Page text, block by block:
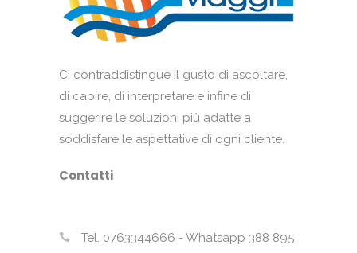
Ci contraddistingue il gusto di ascoltare,
di capire, di interpretare e infine di
suggerire le soluzioni più adatte a
soddisfare le aspettative di ogni cliente.
Contatti
Tel. 0763344666 - Whatsapp 388 895